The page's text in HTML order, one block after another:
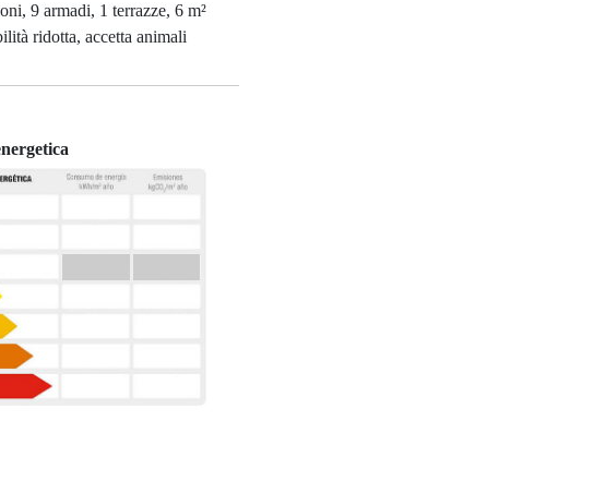
9 armadi, 1 terrazze, 6 m²
ridotta, accetta animali